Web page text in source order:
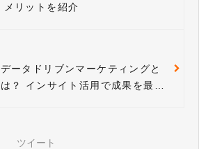
メリットを紹介
データドリブンマーケティングと
は？ インサイト活用で成果を最大
ツイート